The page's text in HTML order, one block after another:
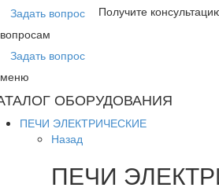
Задать вопрос
Получите
вопросам
Задать вопрос
меню
ОБОРУДОВАНИЯ
ПЕЧИ ЭЛЕКТРИЧЕСКИЕ
Назад
ПЕЧИ